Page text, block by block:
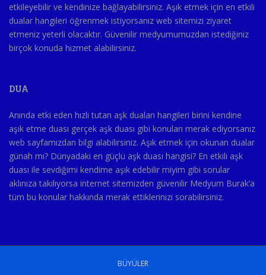
etkileyebilir ve kendinize bağlayabilirsiniz. Aşık etmek için en etkili
dualar hangileri öğrenmek istiyorsanız web sitemizi ziyaret
etmeniz yeterli olacaktır. Güvenilir medyumumuzdan istediğiniz
birçok konuda hizmet alabilirsiniz.
DUA
Anında etki eden hızlı tutan aşk duaları hangileri birini kendine
aşık etme duası gerçek aşk duası gibi konuları merak ediyorsanız
web sayfamızdan bilgi alabilirsiniz. Aşık etmek için okunan dualar
günah mı? Dünyadaki en güçlü aşk duası hangisi? En etkili aşk
duası ile sevdiğimi kendime aşık edebilir miyim gibi sorular
aklınıza takılıyorsa internet sitemizden güvenilir Medyum Burak’a
tüm bu konular hakkında merak ettiklerinizi sorabilirsiniz.
BÜYÜLER